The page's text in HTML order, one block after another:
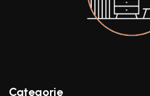
Categorie